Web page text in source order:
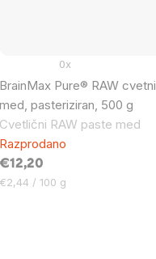
BrainMax Pure® RAW cvetni
med, pasteriziran, 500 g
Cvetlični RAW paste med
0x
Razprodano
€12,20
Cena
€2,44 / 100 g